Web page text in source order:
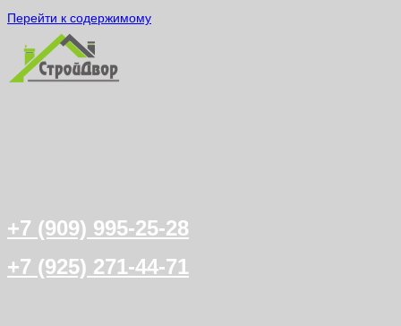
Перейти к содержимому
+7 (909) 995-25-28
+7 (925) 271-44-71